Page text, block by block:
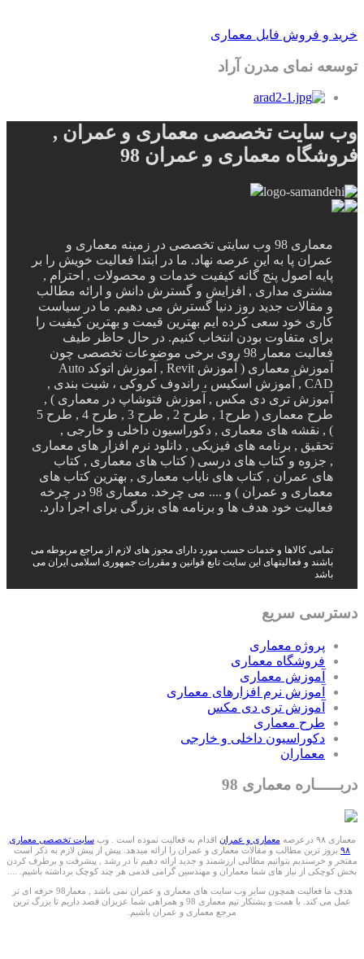
خرید و فروش فایل معماری
توسعه نمای مدرن آراد
وب سایت تخصصی معماری و عمران ,
فروشگاه معماری و عمران 98
معماری 98 وب سایتی تخصصی در زمینه معماری و
عمران پا به این عرصه نهاد. ما در ابتدا فعالیت خویش را بر
پایه اصول پنج گانه کیفیت خدمات و محصولات , احترام ,
مشتری مداری , افزایش و گسترش دانش و ارائه مطالب
و مقالات جدید روز دنیا گسترش می دهیم. ما در سیاست
کاری خود سعی کرده ایم بهترین قیمت و بهترین کیفیت را
برای متفاوت بودن انتخاب کنیم. در حال حاظر طیف
فعالیت معمار 98 روی برخی موضوعات تخصصی چون
آموزش معماری ( آموزش Revit , آموزش اتوکد Auto
CAD , آموزش اسکیس ، راندوف کروکی ، شیت بندی ,
آموزش تری دی مکس , آموزش فتوشاپ در معماری ) ,
طرح معماری ( طرح1 , طرح 2 , طرح 3 , طرح 4 , طرح 5
) , نقشه های معماری , دکوراسیون داخلی و خارجی ,
تحقیق , برنامه های فیزیکی , دانلود نرم افزار های معماری
, جزوه و کتاب های درسی ( کتاب های معماری , کتاب
های عمران , کتاب های نایاب معماری , بهترین کتاب های
معماری و عمران ) و .... می چرخد. معماری 98 در چرخه
فعالیت خود هدف ها و برنامه های بزرگی برای اجرا دارد.
تمامی کالاها و خدمات حسب مورد دارای مجوز های لازم از مراجع مربوطه می
باشند و فعالیتهای این سایت تابع قوانین و مقررات جمهوری اسلامی ایران می
باشد
دسترسی سریع
پروژه معماری
فروشگاه معماری
آموزش معماری
آموزش نرم افزارهای معماری
آموزش تری دی مکس
طرح معماری
دکوراسیون داخلی و خارجی
معماران
دربـــــاره معماری 98
معماری ۹۸ درعرصه معماری و عمران اقدام به فعالیت نموده است . وبسایت تخصصی معماری
۹۸ بروز ترین مطالب و مقالات معماری و عمران را ارائه میدهد. پیش از پیش لازم به ذکر است
مفتخر و خرسندیم بتوانیم مطالبی ارزشمند و جدید ارائه دهیم تا در رشد , پیشرفت و برطرف کردن
بخش کوچکی از نیاز های شما معماران و مهندسین گرامی قدمی هر چند کوچک برداشته باشیم. ....
هدف ما فعالیت همچون سایر وب سایت های معماری و عمران نمی باشد , معمار98 حرفه ای تر
عمل می کند. با همت و پشتکار تیم معماری 98 و همراهی شما عزیزان قصد داریم تا بزرگ ترین
مرجع معماری و عمران باشیم.